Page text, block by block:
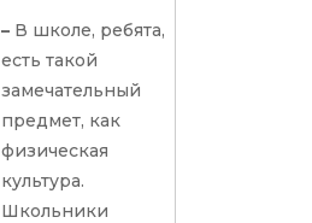
– В школе, ребята,
есть такой
замечательный
предмет, как
физическая
культура.
Школьники